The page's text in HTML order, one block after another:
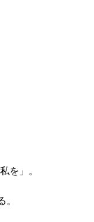
を」。
。